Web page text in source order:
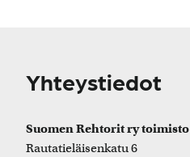
Yhteystiedot
Suomen Rehtorit ry toimisto
Rautatieläisenkatu 6